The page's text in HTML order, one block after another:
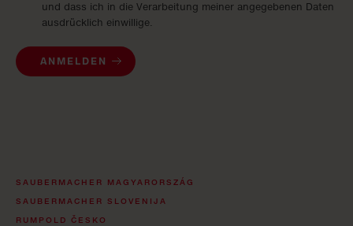
und dass ich in die Verarbeitung meiner angegebenen Daten
ausdrücklich einwillige.
ANMELDEN
SAUBERMACHER MAGYARORSZÁG
SAUBERMACHER SLOVENIJA
RUMPOLD ČESKO